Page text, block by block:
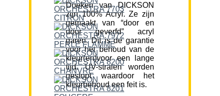
Doeken van DICKSON
zijn 100% Acryl. Ze zijn
gemaakt van “door en
door geverfd” acryl
garen. Dit is de garantie
voor het behoud van de
kleur(en)voor een lange
tijd. UV-stralen worden
gestopt waardoor het
kleurbehoud een feit is.